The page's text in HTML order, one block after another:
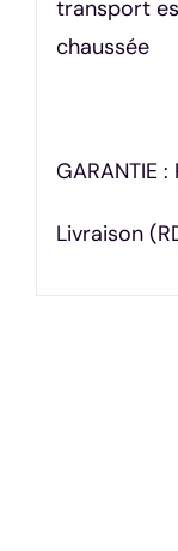
transport
chaussée
GARANTIE
Livraison